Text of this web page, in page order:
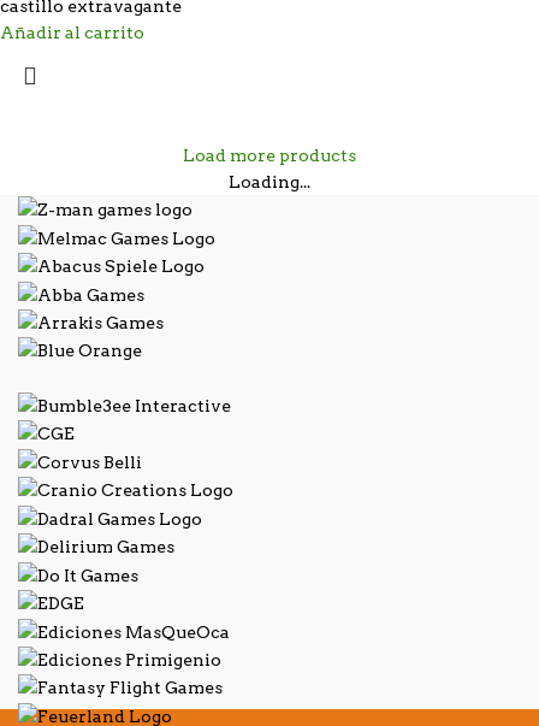
castillo extravagante
Añadir al carrito
Load more products
Loading...